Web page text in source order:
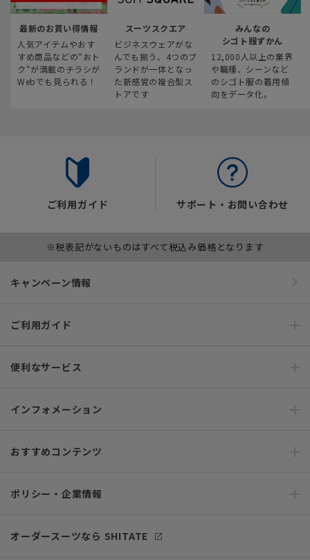
最新のお買い得情報
人気アイテムやおす
すめ商品などの“おト
ク“が満載のチラシが
Webでも見られる！
スーツスクエア
ビジネスウェアがな
んでも揃う、4つのブ
ランドが一体となっ
た新感覚の複合型ス
トアです
みんなの
シゴト服ずかん
12,000人以上の業界
や職種、シーンなど
のシゴト服の着用傾
向をデータ化。
ご利用ガイド サポート・お問い合わせ
※税表記がないものはすべて税込み価格となります
キャンペーン情報
ご利用ガイド
便利なサービス
インフォメーション
おすすめコンテンツ
ポリシー・企業情報
オーダースーツなら SHITATE